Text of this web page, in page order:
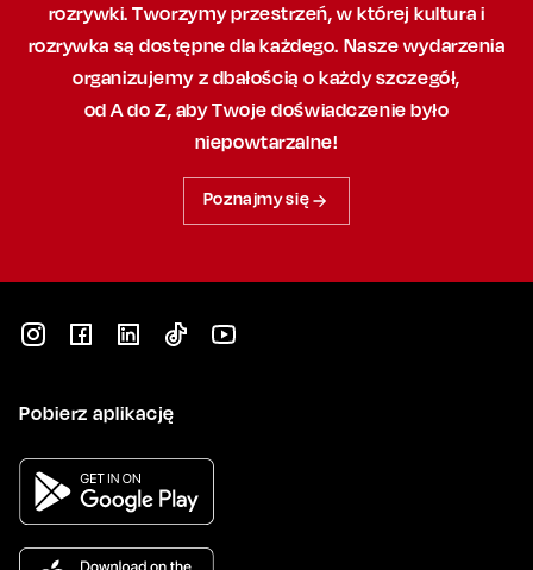
rozrywki. Tworzymy przestrzeń,w której kultura i
rozrywka są dostępne dla każdego. Nasze wydarzenia
organizujemy z dbałością o każdy szczegół,
od A do Z, abyTwoje doświadczenie było
niepowtarzalne!
Poznajmy się
Pobierz aplikację